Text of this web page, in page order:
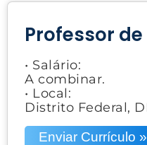
Professor
• Salário:
A combinar.
• Local:
Distrito Federal,
Enviar Currículo »